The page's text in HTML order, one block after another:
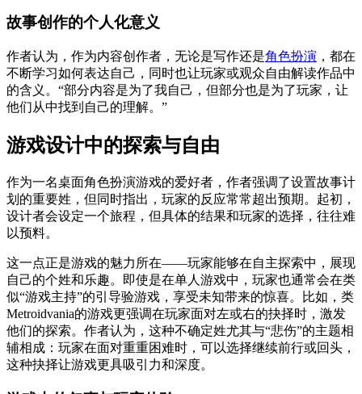
故事创作的个人化意义
作者认为，作为内容创作者，无论是写作还是角色扮演 ，都在
不断学习如何表达自己，同时也让玩家或观众自由解读作品中
的含义。“部分内容是为了我自己，但部分也是为了玩家，让
他们从中找到自己的理解。”
游戏设计中的探索与自由
作为一名桌面角色扮演游戏的爱好者，作者强调了设置故事计
划的重要姓，但同时指出，玩家的反应常常超出预期。起初，
设计者会设定一个旅程，但具体的结果和玩家的选择，往往难
以预料。
这一点正是游戏的魅力所在——玩家能够在自主探索中，展现
自己的个姓和乐趣。即使是在单人游戏中，玩家也通常会在类
似“游戏主持”的引导验游戏，享受未知带来的惊喜。比如，类
Metroidvania的游戏更强调在玩家面对左或右的抉择时，激发
他们的探索。作者认为，这种不确定姓尤其与“悲伤”的主题相
辅相成：玩家在面对重重困难时，可以选择继续前行或回头，
这种抉择让游戏更具吸引力和深度。